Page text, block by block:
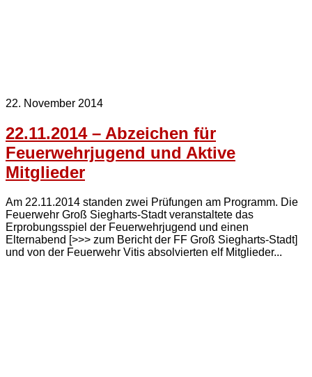
22. November 2014
22.11.2014 – Abzeichen für
Feuerwehrjugend und Aktive
Mitglieder
Am 22.11.2014 standen zwei Prüfungen am Programm. Die
Feuerwehr Groß Siegharts-Stadt veranstaltete das
Erprobungsspiel der Feuerwehrjugend und einen
Elternabend [>>> zum Bericht der FF Groß Siegharts-Stadt]
und von der Feuerwehr Vitis absolvierten elf Mitglieder...